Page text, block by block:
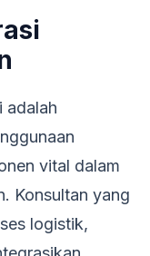
adalah
vital dalam
Konsultan yang
logistik,